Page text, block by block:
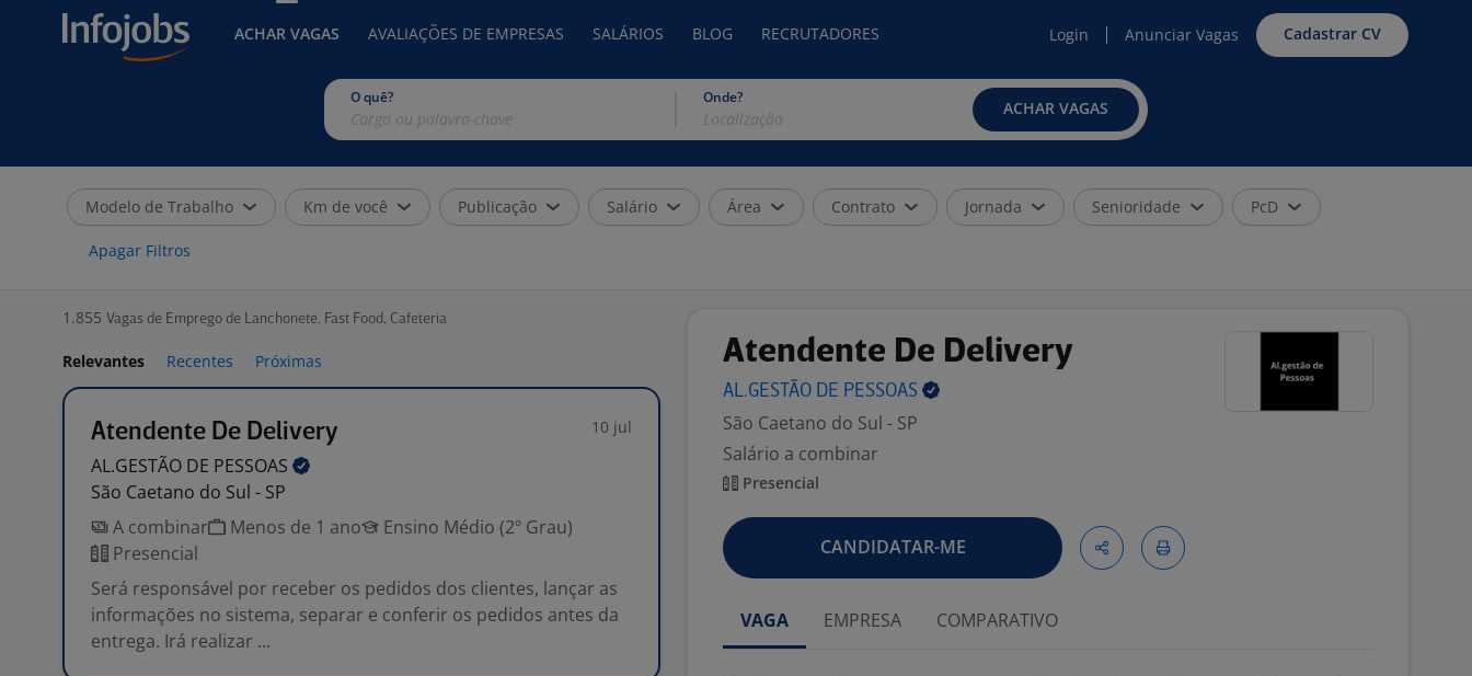
ACHAR VAGAS AVALIAÇÕES DE EMPRESAS SALÁRIOS BLOG RECRUTADORES Login Anunciar Vagas Cadastrar CV
O quê? Onde?
ACHAR VAGAS
Modelo de Trabalho Km de você Publicação Salário Área Contrato Jornada Senioridade PcD
Apagar Filtros
1.855 Vagas de Emprego de Lanchonete, Fast Food, Cafeteria
Relevantes Recentes Próximas
Atendente De Delivery 10 jul
AL.GESTÃO DE PESSOAS
São Caetano do Sul - SP
A combinar
Menos de 1 ano
Ensino Médio (2º Grau)
Presencial
Será responsável por receber os pedidos dos clientes, lançar as
informações no sistema, separar e conferir os pedidos antes da
entrega. Irá realizar ...
Atendente De Delivery
AL.GESTÃO DE PESSOAS
São Caetano do Sul - SP
Salário a combinar
Presencial
CANDIDATAR-ME
VAGA EMPRESA COMPARATIVO